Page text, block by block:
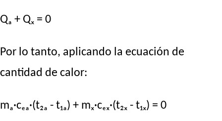
Qₐ + Qₓ = 0
Por lo tanto, aplicando la ecuación de
cantidad de calor:
mₐ·cₑₐ·(t₂ₐ - t₁ₐ) + mₓ·cₑₓ·(t₂ₓ - t₁ₓ) = 0